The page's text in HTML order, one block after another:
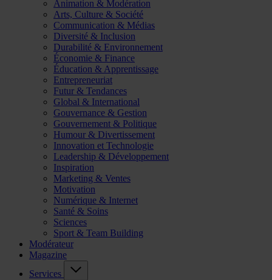
Animation & Modération
Arts, Culture & Société
Communication & Médias
Diversité & Inclusion
Durabilité & Environnement
Économie & Finance
Éducation & Apprentissage
Entrepreneuriat
Futur & Tendances
Global & International
Gouvernance & Gestion
Gouvernement & Politique
Humour & Divertissement
Innovation et Technologie
Leadership & Développement
Inspiration
Marketing & Ventes
Motivation
Numérique & Internet
Santé & Soins
Sciences
Sport & Team Building
Modérateur
Magazine
Services